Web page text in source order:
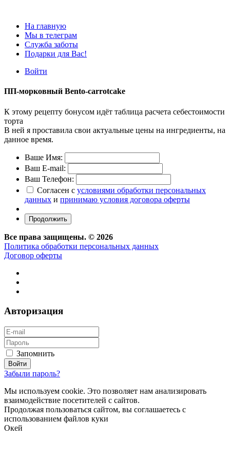
На главную
Мы в телеграм
Служба заботы
Подарки для Вас!
Войти
ПП-морковный Bento-carrotcake
К этому рецепту бонусом идёт таблица расчета себестоимости
торта
В ней я проставила свои актуальные цены на ингредиенты, на
данное время.
Ваше Имя:
Ваш E-mail:
Ваш Телефон:
Согласен с условиями обработки персональных
данных и принимаю условия договора оферты
Все права защищены. © 2026
Политика обработки персональных данных
Договор оферты
Авторизация
Запомнить
Забыли пароль?
Мы используем cookie. Это позволяет нам анализировать
взаимодействие посетителей с сайтов.
Продолжая пользоваться сайтом, вы соглашаетесь с
использованием файлов куки
Окей